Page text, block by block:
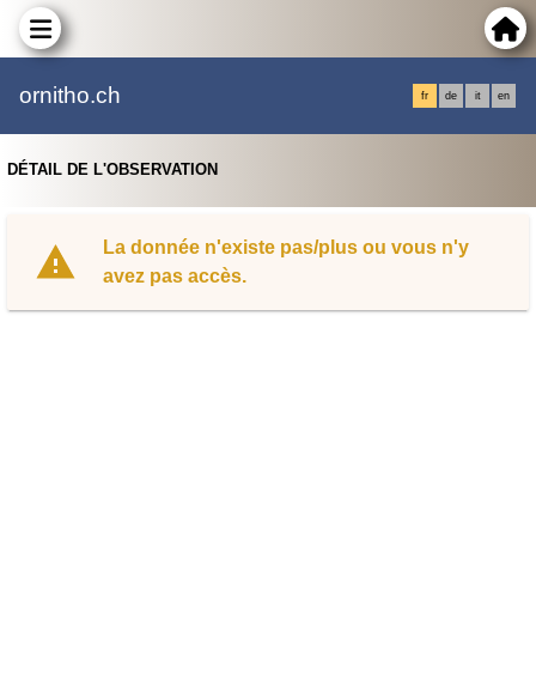
ornitho.ch fr de it en
DÉTAIL DE L'OBSERVATION
La donnée n'existe pas/plus ou vous n'y
avez pas accès.